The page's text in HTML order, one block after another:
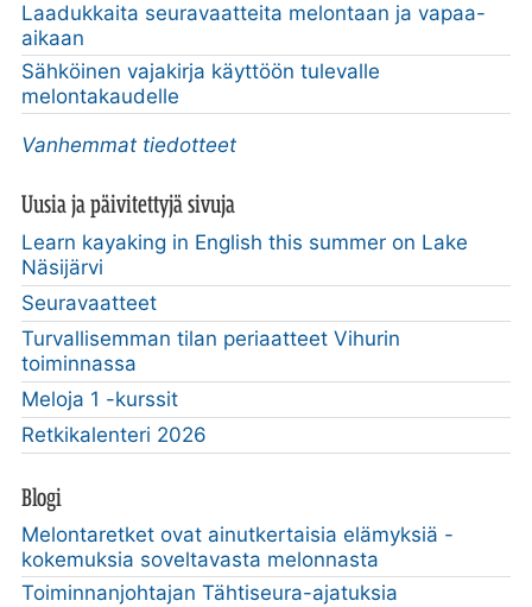
Laadukkaita seuravaatteita melontaan ja vapaa-
aikaan
Sähköinen vajakirja käyttöön tulevalle
melontakaudelle
Vanhemmat tiedotteet
Uusia ja päivitettyjä sivuja
Learn kayaking in English this summer on Lake
Näsijärvi
Seuravaatteet
Turvallisemman tilan periaatteet Vihurin
toiminnassa
Meloja 1 -kurssit
Retkikalenteri 2026
Blogi
Melontaretket ovat ainutkertaisia elämyksiä -
kokemuksia soveltavasta melonnasta
Toiminnanjohtajan Tähtiseura-ajatuksia